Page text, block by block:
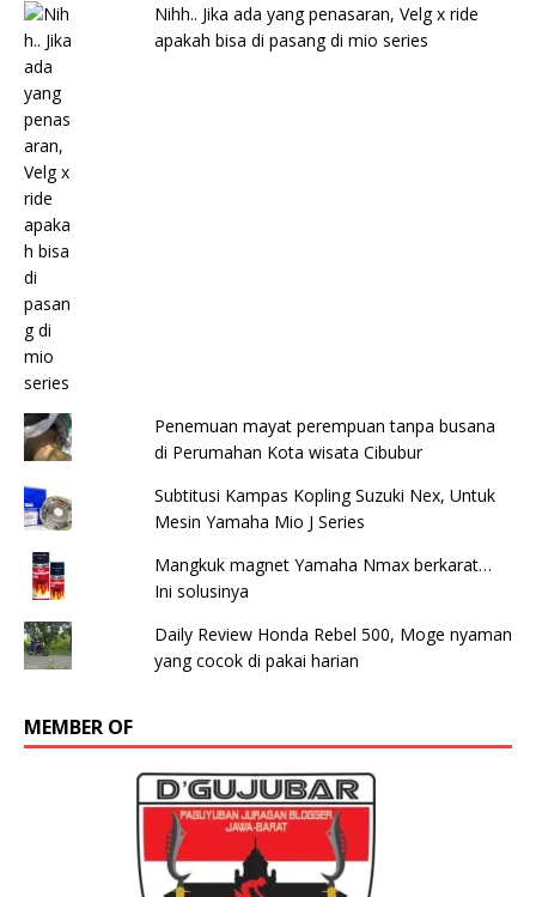
Nihh.. Jika ada yang penasaran, Velg x ride
apakah bisa di pasang di mio series
Penemuan mayat perempuan tanpa busana
di Perumahan Kota wisata Cibubur
Subtitusi Kampas Kopling Suzuki Nex, Untuk
Mesin Yamaha Mio J Series
Mangkuk magnet Yamaha Nmax berkarat…
Ini solusinya
Daily Review Honda Rebel 500, Moge nyaman
yang cocok di pakai harian
MEMBER OF